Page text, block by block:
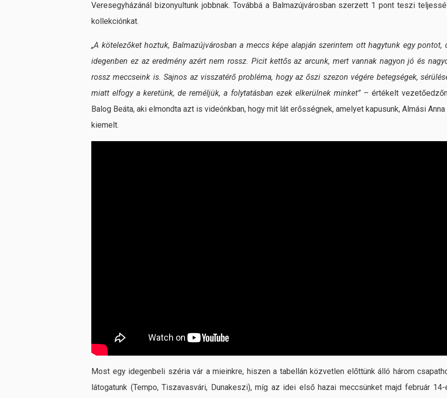
Veresegyházánál bizonyultunk jobbnak. Továbbá a Balmazújvárosban szerzett 1 pont teszi
kollekciónkat.
„A kötelezőket hoztuk, Balmazújvárosban a meccs képe alapján szerintem ott hagytunk egy pontot,
idegenben ez az eredmény azért nem rossz. Picit kettős az arcunk, mert vannak nagyon jó és
rossz meccseink is. Sajnos az visszatérő probléma, hogy az őszi szezon végére betegségek,
miatt elfogy a keretünk, de reméljük, a folytatásban ezek elkerülnek minket”– értékelt
Balog Beáta, aki elmondta azt is videónkban, hogy mit lát erősségnek, amelyet kapusunk, Almási Anna
kiemelt.
Most egy idegenbeli széria vár a mieinkre, hiszen a tabellán közvetlen előttünk álló három
látogatunk (Tempo, Tiszavasvári, Dunakeszi), míg az idei első hazai meccsünket majd február 14-